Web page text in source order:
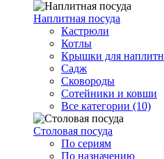
Наплитная посуда
Кастрюли
Котлы
Крышки для
Садж
Сковороды
Сотейники и ковши
Все категории (10)
Столовая посуда
По сериям
По назначению